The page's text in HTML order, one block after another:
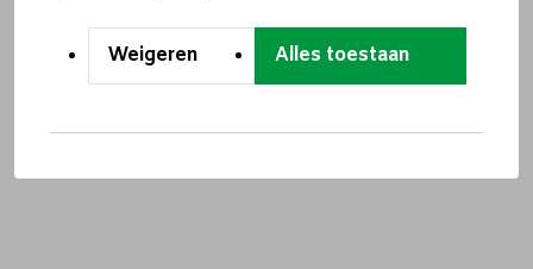
Weigeren Alles toestaan